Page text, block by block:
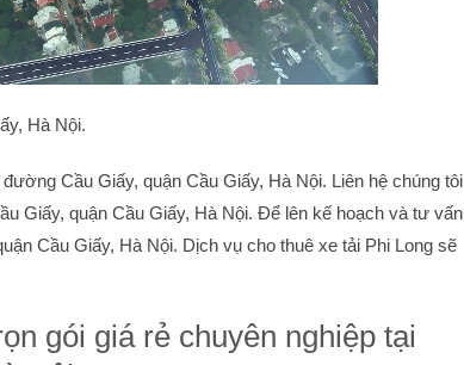
Hà Nội.
Cầu Giấy, quận Cầu Giấy, Hà Nội. Liên hệ chúng tôi
Giấy, quận Cầu Giấy, Hà Nội. Để lên kế hoạch và tư vấn
Cầu Giấy, Hà Nội. Dịch vụ cho thuê xe tải Phi Long sẽ
gói giá rẻ chuyên nghiệp tại